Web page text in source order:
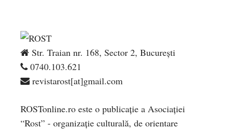
Str. Traian nr. 168, Sector 2, București
0740.103.621
revistarost[at]gmail.com
ROSTonline.ro este o publicaţie a Asociaţiei
“Rost” - organizaţie culturală, de orientare